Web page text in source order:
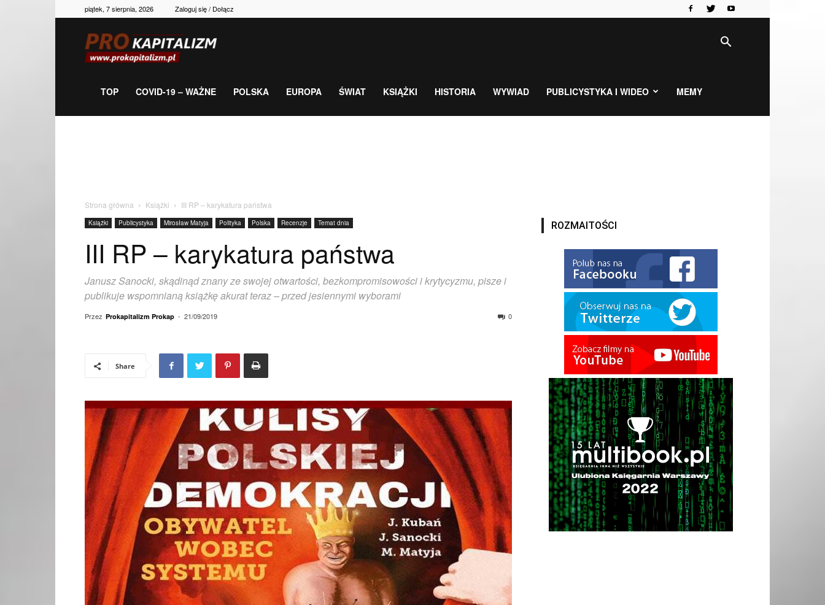
piątek, 7 sierpnia, 2026 Zaloguj się / Dołącz
gospodarka,
TOP COVID-19 – WAŻNE POLSKA EUROPA ŚWIAT KSIĄŻKI HISTORIA WYWIAD PUBLICYSTYKA I WIDEO MEMY
Strona główna Książki III RP – karykatura państwa
Książki Publicystyka Mirosław Matyja Polityka Polska Recenzje Temat dnia
III RP – karykatura państwa
Janusz Sanocki, skądinąd znany ze swojej otwartości, bezkompromisowości i krytycyzmu, pisze i
publikuje wspomnianą książkę akurat teraz – przed jesiennymi wyborami
Przez Prokapitalizm Prokap - 21/09/2019 0
Share
ROZMAITOŚCI